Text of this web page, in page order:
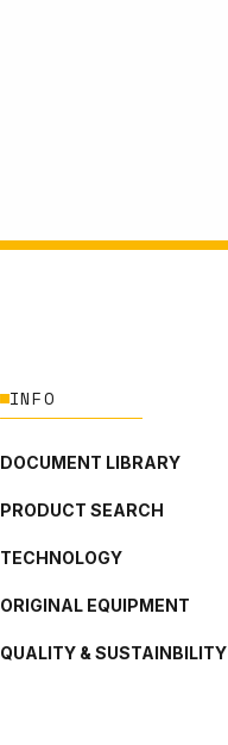
INFO
DOCUMENT LIBRARY
PRODUCT SEARCH
TECHNOLOGY
ORIGINAL EQUIPMENT
QUALITY & SUSTAINBILITY